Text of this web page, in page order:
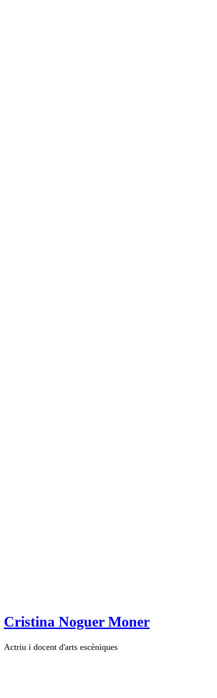
Cristina Noguer Moner
Actriu i docent d'arts escèniques